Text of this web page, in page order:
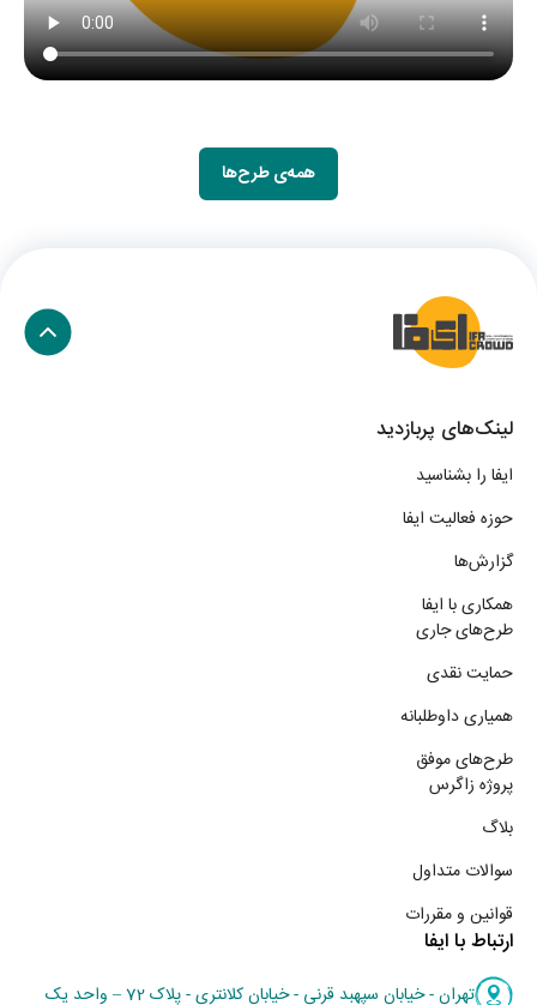
همه‌ی طرح‌ها
لینک‌های پربازدید
ایفا را بشناسید
حوزه فعالیت ایفا
گزارش‌ها
همکاری با ایفا
طرح‌های جاری
حمایت نقدی
همیاری داوطلبانه
طرح‌های موفق
پروژه زاگرس
بلاگ
سوالات متداول
قوانین و مقررات
ارتباط با ایفا
تهران - خیابان سپهبد قرنی - خیابان کلانتری - پلاک 72 – واحد یک